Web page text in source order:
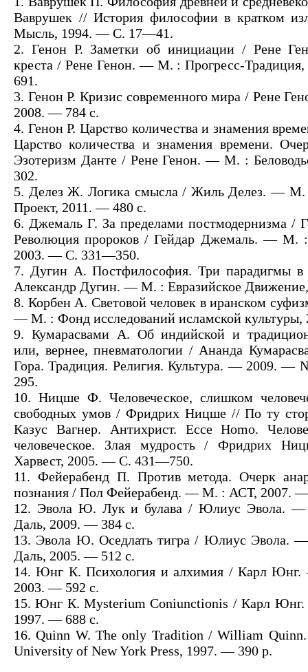
Ваврушек // История философии в кратком
Мысль, 1994. — С. 17—41.
2. Генон Р. Заметки об инициации / Рене
креста / Рене Генон. — М. : Прогресс-
691.
3. Генон Р. Кризис современного мира / Рене
2008. — 784 с.
4. Генон Р. Царство количества и знамения
Царство количества и знамения времени.
Эзотеризм Данте / Рене Генон. — М. :
302.
5. Делез Ж. Логика смысла / Жиль Делез. — М.
Проект, 2011. — 480 с.
6. Джемаль Г. За пределами постмодернизма /
Революция пророков / Гейдар Джемаль. — М. :
2003. — С. 331—350.
7. Дугин А. Постфилософия. Три парадигмы
Александр Дугин. — М. : Евразийское
8. Корбен А. Световой человек в иранском
— М. : Фонд исследований исламской культуры,
9. Кумарасвами А. Об индийской и
или, вернее, пневматологии / Ананда
Гора. Традиция. Религия. Культура. — 2009.
295.
10. Ницше Ф. Человеческое, слишком
свободных умов / Фридрих Ницше // По ту
Казус Вагнер. Антихрист. Ecce Homo.
человеческое. Злая мудрость / Фридрих
Харвест, 2005. — С. 431—750.
11. Фейерабенд П. Против метода. Очерк
познания / Пол Фейерабенд. — М. : АСТ, 2007. —
12. Эвола Ю. Лук и булава / Юлиус Эвола.
Даль, 2009. — 384 с.
13. Эвола Ю. Оседлать тигра / Юлиус Эвола.
Даль, 2005. — 512 с.
14. Юнг К. Психология и алхимия / Карл
2003. — 592 с.
15. Юнг К. Mysterium Coniunctionis / Карл
1997. — 688 с.
16. Quinn W. The only Tradition / William
University of New York Press, 1997. — 390 p.